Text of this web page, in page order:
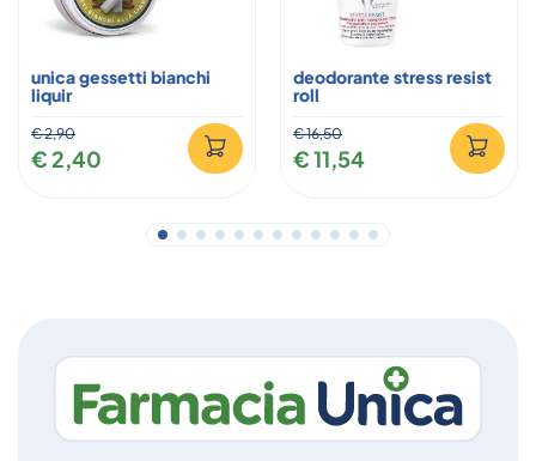
unica gessetti bianchi
liquir
€ 2,90
€ 2,40
deodorante stress resist
roll
€ 16,50
€ 11,54